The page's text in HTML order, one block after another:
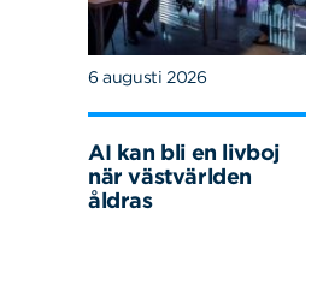
6 augusti 2026
AI kan bli en livboj
när västvärlden
åldras